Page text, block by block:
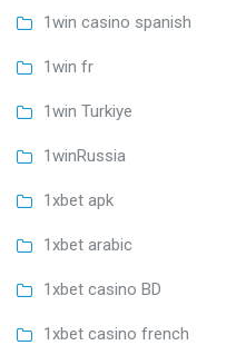
1win casino spanish
1win fr
1win Turkiye
1winRussia
1xbet apk
1xbet arabic
1xbet casino BD
1xbet casino french